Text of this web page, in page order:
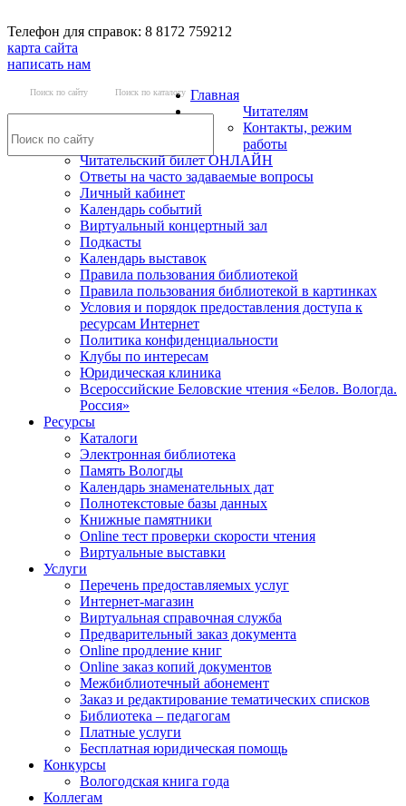
Телефон для справок: 8 8172 759212
карта сайта
написать нам
Поиск по сайту Поиск по каталогу Главная
Читателям
Контакты, режим
работы
Читательский билет ОНЛАЙН
Ответы на часто задаваемые вопросы
Личный кабинет
Календарь событий
Виртуальный концертный зал
Подкасты
Календарь выставок
Правила пользования библиотекой
Правила пользования библиотекой в картинках
Условия и порядок предоставления доступа к
ресурсам Интернет
Политика конфиденциальности
Клубы по интересам
Юридическая клиника
Всероссийские Беловские чтения «Белов. Вологда.
Россия»
Ресурсы
Каталоги
Электронная библиотека
Память Вологды
Календарь знаменательных дат
Полнотекстовые базы данных
Книжные памятники
Online тест проверки скорости чтения
Виртуальные выставки
Услуги
Перечень предоставляемых услуг
Интернет-магазин
Виртуальная справочная служба
Предварительный заказ документа
Online продление книг
Online заказ копий документов
Межбиблиотечный абонемент
Заказ и редактирование тематических списков
Библиотека – педагогам
Платные услуги
Бесплатная юридическая помощь
Конкурсы
Вологодская книга года
Коллегам